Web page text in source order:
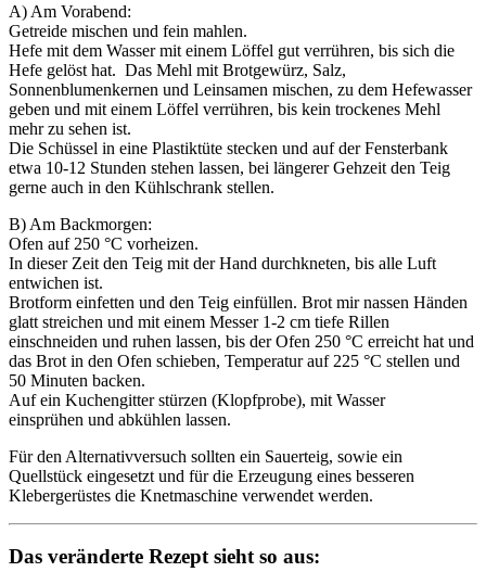
A) Am Vorabend:
Getreide mischen und fein mahlen.
Hefe mit dem Wasser mit einem Löffel gut verrühren, bis sich die
Hefe gelöst hat. Das Mehl mit Brotgewürz, Salz,
Sonnenblumenkernen und Leinsamen mischen, zu dem Hefewasser
geben und mit einem Löffel verrühren, bis kein trockenes Mehl
mehr zu sehen ist.
Die Schüssel in eine Plastiktüte stecken und auf der Fensterbank
etwa 10-12 Stunden stehen lassen, bei längerer Gehzeit den Teig
gerne auch in den Kühlschrank stellen.
B) Am Backmorgen:
Ofen auf 250 °C vorheizen.
In dieser Zeit den Teig mit der Hand durchkneten, bis alle Luft
entwichen ist.
Brotform einfetten und den Teig einfüllen. Brot mir nassen Händen
glatt streichen und mit einem Messer 1-2 cm tiefe Rillen
einschneiden und ruhen lassen, bis der Ofen 250 °C erreicht hat und
das Brot in den Ofen schieben, Temperatur auf 225 °C stellen und
50 Minuten backen.
Auf ein Kuchengitter stürzen (Klopfprobe), mit Wasser
einsprühen und abkühlen lassen.
Für den Alternativversuch sollten ein Sauerteig, sowie ein
Quellstück eingesetzt und für die Erzeugung eines besseren
Klebergerüstes die Knetmaschine verwendet werden.
Das veränderte Rezept sieht so aus: